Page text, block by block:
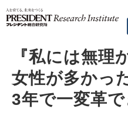
法人研修
有料講座
『私には無理
女性が多かっ
3年で一変革